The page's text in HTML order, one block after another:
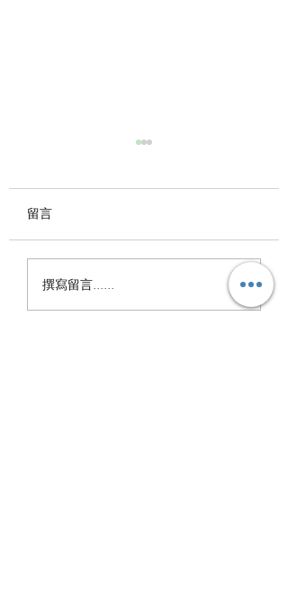
長青夥伴們隨著音樂緩緩流
慢舞出優雅，也慢舞出生命
的光彩。 每一次舞動， 都
是對生活最溫柔的詮釋。 #
國際慢舞協會 #慢漫舞 #長
留言
撰寫留言......